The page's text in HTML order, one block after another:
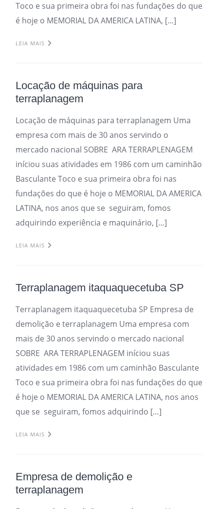
Toco e sua primeira obra foi nas fundações do que
é hoje o MEMORIAL DA AMERICA LATINA, […]
LEIA MAIS
Locação de máquinas para
terraplanagem
Locação de máquinas para terraplanagem Uma
empresa com mais de 30 anos servindo o
mercado nacional SOBRE ARA TERRAPLENAGEM
iníciou suas atividades em 1986 com um caminhão
Basculante Toco e sua primeira obra foi nas
fundações do que é hoje o MEMORIAL DA AMERICA
LATINA, nos anos que se seguiram, fomos
adquirindo experiência e maquinário, […]
LEIA MAIS
Terraplanagem itaquaquecetuba SP
Terraplanagem itaquaquecetuba SP Empresa de
demolição e terraplanagem Uma empresa com
mais de 30 anos servindo o mercado nacional
SOBRE ARA TERRAPLENAGEM iníciou suas
atividades em 1986 com um caminhão Basculante
Toco e sua primeira obra foi nas fundações do que
é hoje o MEMORIAL DA AMERICA LATINA, nos anos
que se seguiram, fomos adquirindo […]
LEIA MAIS
Empresa de demolição e
terraplanagem